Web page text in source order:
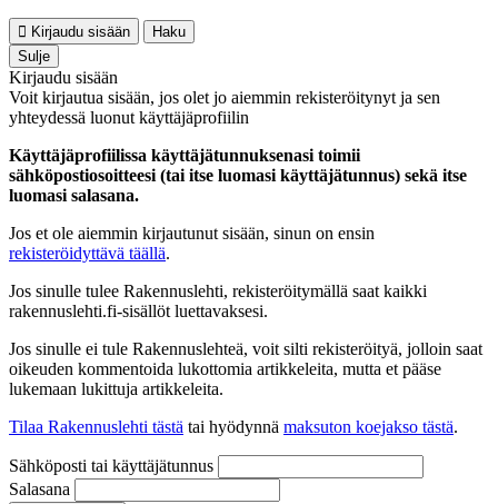
Kirjaudu sisään
Haku
Sulje
Kirjaudu sisään
Voit kirjautua sisään, jos olet jo aiemmin rekisteröitynyt ja sen
yhteydessä luonut käyttäjäprofiilin
Käyttäjäprofiilissa käyttäjätunnuksenasi toimii
sähköpostiosoitteesi (tai itse luomasi käyttäjätunnus) sekä itse
luomasi salasana.
Jos et ole aiemmin kirjautunut sisään, sinun on ensin
rekisteröidyttävä täällä.
Jos sinulle tulee Rakennuslehti, rekisteröitymällä saat kaikki
rakennuslehti.fi-sisällöt luettavaksesi.
Jos sinulle ei tule Rakennuslehteä, voit silti rekisteröityä, jolloin saat
oikeuden kommentoida lukottomia artikkeleita, mutta et pääse
lukemaan lukittuja artikkeleita.
Tilaa Rakennuslehti tästä tai hyödynnä maksuton koejakso tästä.
Sähköposti tai käyttäjätunnus
Salasana